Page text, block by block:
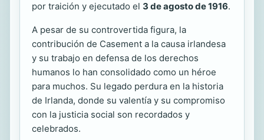
por traición y ejecutado el 3 de agosto de 1916.
A pesar de su controvertida figura, la
contribución de Casement a la causa irlandesa
y su trabajo en defensa de los derechos
humanos lo han consolidado como un héroe
para muchos. Su legado perdura en la historia
de Irlanda, donde su valentía y su compromiso
con la justicia social son recordados y
celebrados.